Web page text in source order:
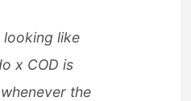
looking like
x COD is
the